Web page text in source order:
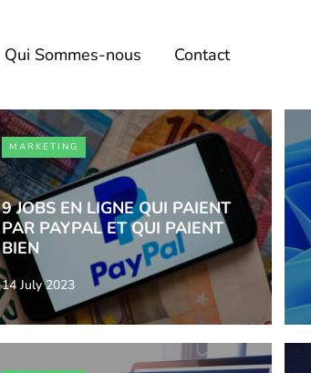
Qui Sommes-nous Contact
MARKETING
9 JOBS EN LIGNE QUI PAIENT
PAR PAYPAL ET QUI PAIENT
BIEN
14 July 2023